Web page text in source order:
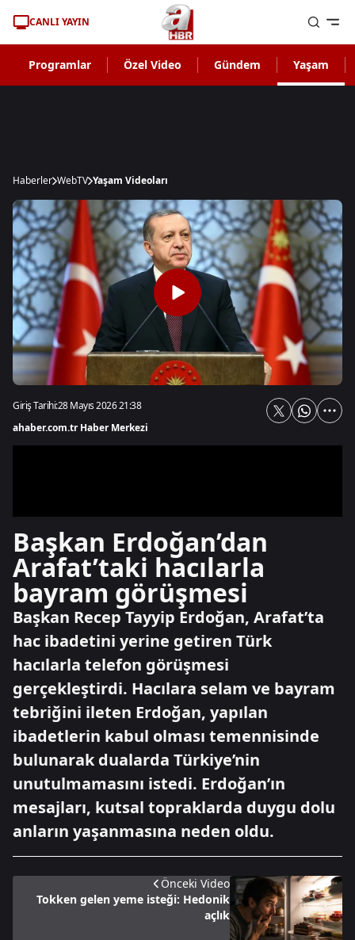
CANLI YAYIN
Programlar Özel Video Gündem Yaşam
Haberler WebTV Yaşam Videoları
Giriş Tarihi:28 Mayıs 2026 21:38
ahaber.com.tr Haber Merkezi
Başkan Erdoğan’dan
Arafat’taki hacılarla
bayram görüşmesi
Başkan Recep Tayyip Erdoğan, Arafat’ta
hac ibadetini yerine getiren Türk
hacılarla telefon görüşmesi
gerçekleştirdi. Hacılara selam ve bayram
tebriğini ileten Erdoğan, yapılan
ibadetlerin kabul olması temennisinde
bulunarak dualarda Türkiye’nin
unutulmamasını istedi. Erdoğan’ın
mesajları, kutsal topraklarda duygu dolu
anların yaşanmasına neden oldu.
Önceki Video
Tokken gelen yeme isteği: Hedonik
açlık